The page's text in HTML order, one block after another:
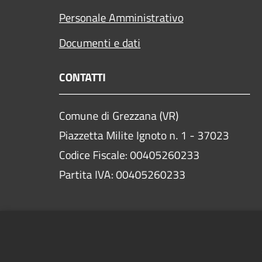
Personale Amministrativo
Documenti e dati
CONTATTI
Comune di Grezzana (VR)
Piazzetta Milite Ignoto n. 1 - 37023
Codice Fiscale: 00405260233
Partita IVA: 00405260233